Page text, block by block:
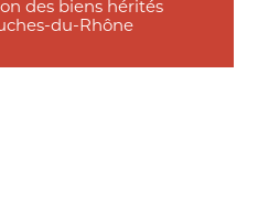
des biens hérités
du-Rhône